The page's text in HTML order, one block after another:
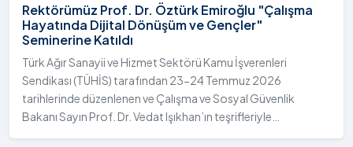
Rektörümüz Prof. Dr. Öztürk Emiroğlu "Çalışma
Hayatında Dijital Dönüşüm ve Gençler"
Seminerine Katıldı
Türk Ağır Sanayii ve Hizmet Sektörü Kamu İşverenleri
Sendikası (TÜHİS) tarafından 23-24 Temmuz 2026
tarihlerinde düzenlenen ve Çalışma ve Sosyal Güvenlik
Bakanı Sayın Prof. Dr. Vedat Işıkhan’ın teşrifleriyle